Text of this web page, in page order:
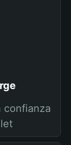
confianza